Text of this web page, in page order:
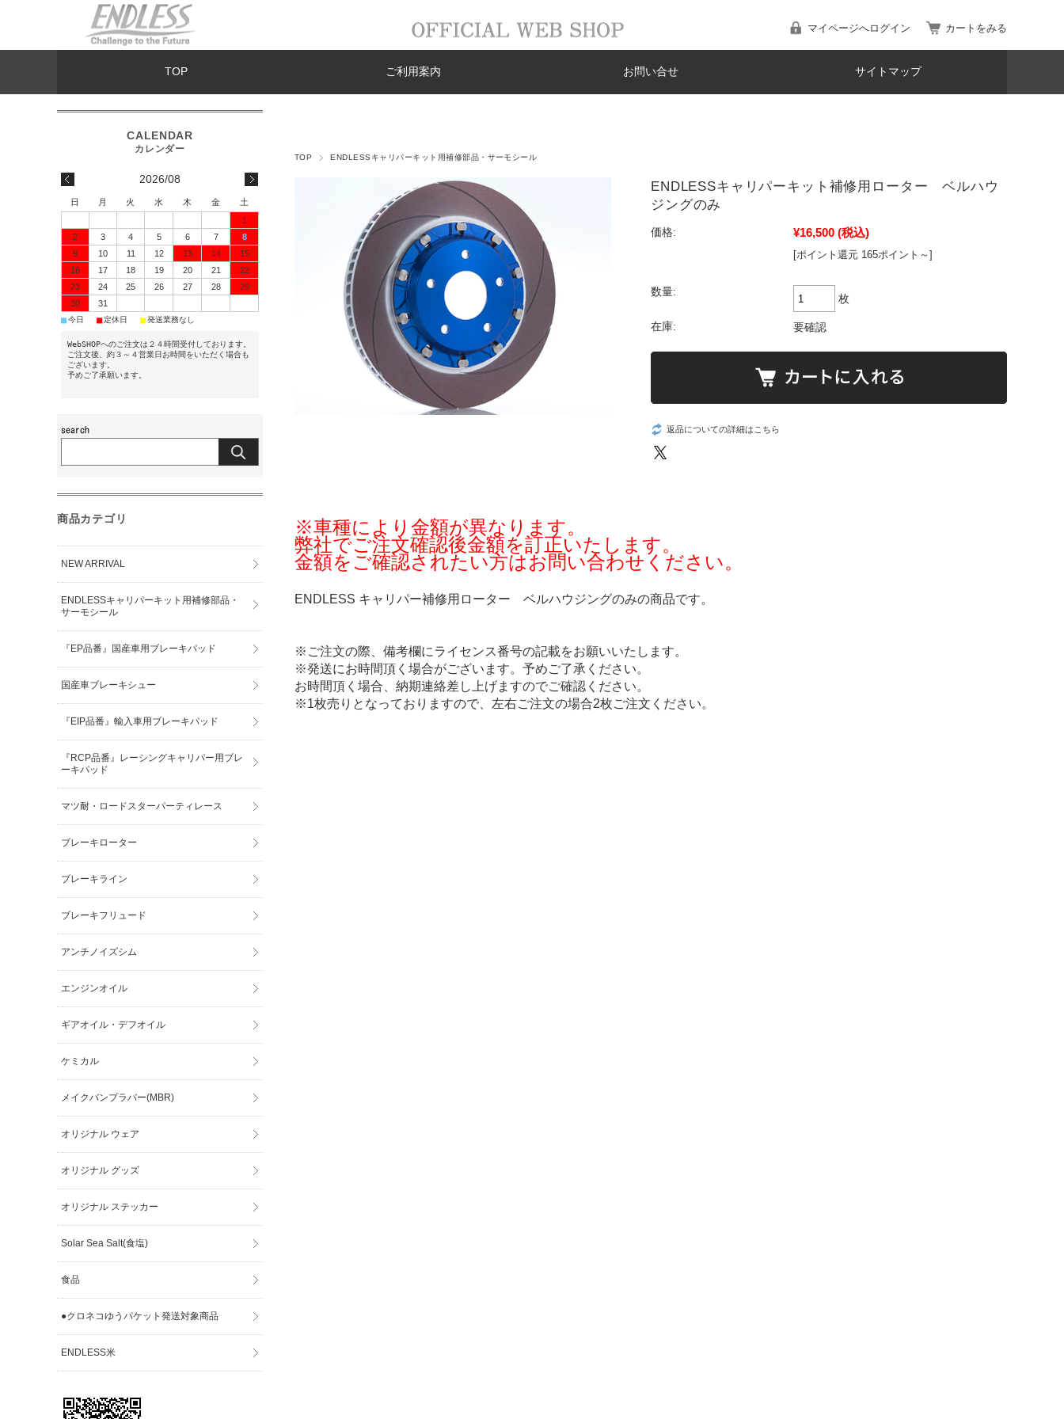
マイページへログイン カートをみる
TOP ご利用案内 お問い合せ サイトマップ
TOP ENDLESSキャリパーキット用補修部品・サーモシール
ENDLESSキャリパーキット補修用ローター ベルハウ
ジングのみ
価格: ¥16,500 (税込)
[ポイント還元 165ポイント～]
数量:
枚
在庫: 要確認
返品についての詳細はこちら
※車種により金額が異なります。
弊社でご注文確認後金額を訂正いたします。
金額をご確認されたい方はお問い合わせください。
ENDLESS キャリパー補修用ローター ベルハウジングのみの商品です。
※ご注文の際、備考欄にライセンス番号の記載をお願いいたします。
※発送にお時間頂く場合がございます。予めご了承ください。
お時間頂く場合、納期連絡差し上げますのでご確認ください。
※1枚売りとなっておりますので、左右ご注文の場合2枚ご注文ください。
2026/08
日 月 火 水 木 金
土
1
2
3 4 5 6 7
8
9
10 11 12 13 14
15
16
17 18 19 20 21
22
23
24 25 26 27 28
29
30
31
■今日 ■定休日 ■発送業務なし
WebSHOPへのご注文は２４時間受付しております。
ご注文後、約３～４営業日お時間をいただく場合も
ございます。
予めご了承願います。
商品カテゴリ
NEW ARRIVAL
ENDLESSキャリパーキット用補修部品・
サーモシール
『EP品番』国産車用ブレーキパッド
国産車ブレーキシュー
『EIP品番』輸入車用ブレーキパッド
『RCP品番』レーシングキャリパー用ブレ
ーキパッド
マツ耐・ロードスターパーティレース
ブレーキローター
ブレーキライン
ブレーキフリュード
アンチノイズシム
エンジンオイル
ギアオイル・デフオイル
ケミカル
メイクバンプラバー(MBR)
オリジナル ウェア
オリジナル グッズ
オリジナル ステッカー
Solar Sea Salt(食塩)
食品
●クロネコゆうパケット発送対象商品
ENDLESS米